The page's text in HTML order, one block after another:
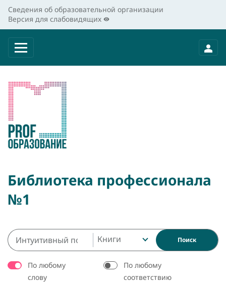
Сведения об образовательной организации
Версия для слабовидящих
Библиотека профессионала
№1
Книги Поиск
По любому
слову
По любому
соответствию